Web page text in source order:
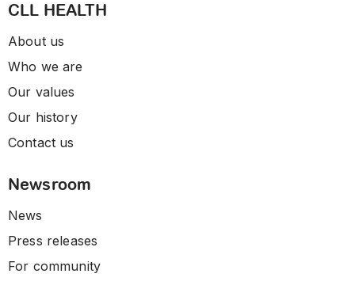
CLL HEALTH
About us
Who we are
Our values
Our history
Contact us
Newsroom
News
Press releases
For community